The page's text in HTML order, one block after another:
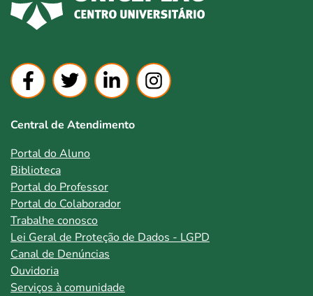
Central de Atendimento
Portal do Aluno
Biblioteca
Portal do Professor
Portal do Colaborador
Trabalhe conosco
Lei Geral de Proteção de Dados - LGPD
Canal de Denúncias
Ouvidoria
Serviços à comunidade